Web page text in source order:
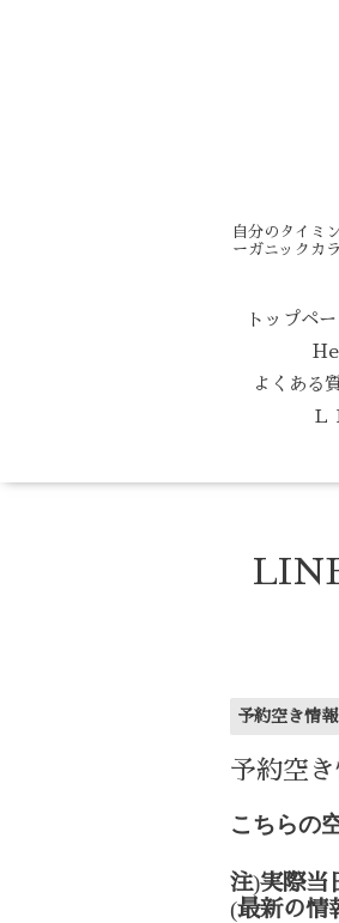
自分のタイミ
ーガニックカ
トップペ
よくある
Ｌ
予約空き情報
予約空
こちらの
注)実際当
(最新の情